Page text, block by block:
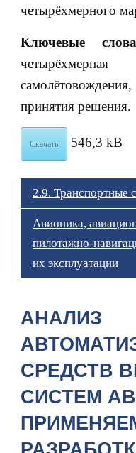
четырёхмерного
Ключевые
принятия решения.
Скачать 546,3 kB
2.9. Транспортные
Авионика,
пилотажно-
их эксплуатации
АНАЛИЗ
СРЕДСТВ
СИСТЕМ